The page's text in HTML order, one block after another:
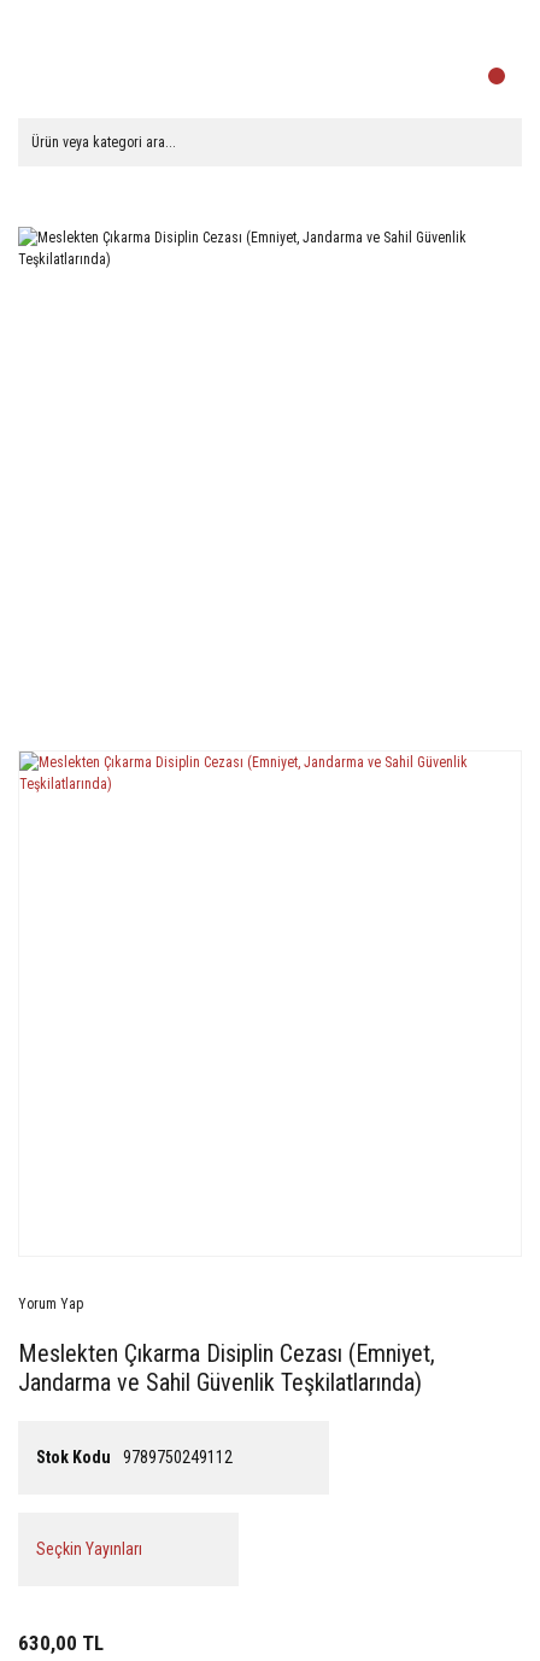
Yorum Yap
Meslekten Çıkarma Disiplin Cezası (Emniyet,
Jandarma ve Sahil Güvenlik Teşkilatlarında)
Stok Kodu 9789750249112
Seçkin Yayınları
630,00 TL